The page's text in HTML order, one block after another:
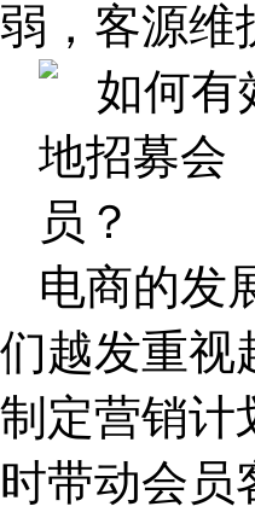
弱，客源维
电商的发
们越发重视
制定营销计
时带动会员